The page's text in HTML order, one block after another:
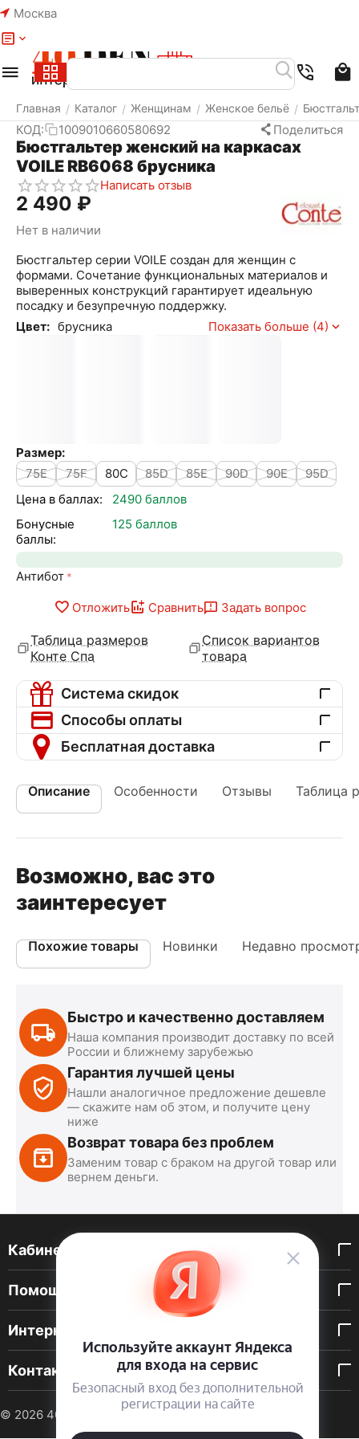
Москва
Главная / Каталог / Женщинам / Женское бельё /
КОД: 1009010660580692 Поделиться
Бюстгальтер женский на каркасах
VOILE RB6068 брусника
Написать отзыв
2 490 ₽
Нет в наличии
Бюстгальтер серии VOILE создан для женщин с
формами. Сочетание функциональных материалов и
выверенных конструкций гарантирует идеальную
посадку и безупречную поддержку.
Цвет: брусника Показать больше (4)
Размер:
75E
75F 80C 85D 85E 90D 90E
95D
Цена в баллах:
2490 баллов
Бонусные
баллы:
125 баллов
Антибот
Отложить Сравнить Задать вопрос
Таблица размеров
Конте Спа
Список вариантов
товара
Система скидок
Способы оплаты
Бесплатная доставка
Описание Особенности Отзывы Таблица
Возможно, вас это
заинтересует
Похожие товары Новинки Недавно
Быстро и качественно доставляем
Наша компания производит доставку по всей
России и ближнему зарубежью
Гарантия лучшей цены
Нашли аналогичное предложение дешевле
— скажите нам об этом, и получите цену
ниже
Возврат товара без проблем
Заменим товар с браком на другой товар или
вернем деньги.
Кабинет покупателя
Помощь покупателю
Интернет-магазин
Контакты
© 2026 40 DEN. Интернет-магазин
Меню